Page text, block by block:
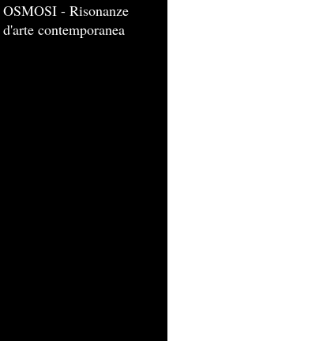
OSMOSI - Risonanze
d'arte contemporanea